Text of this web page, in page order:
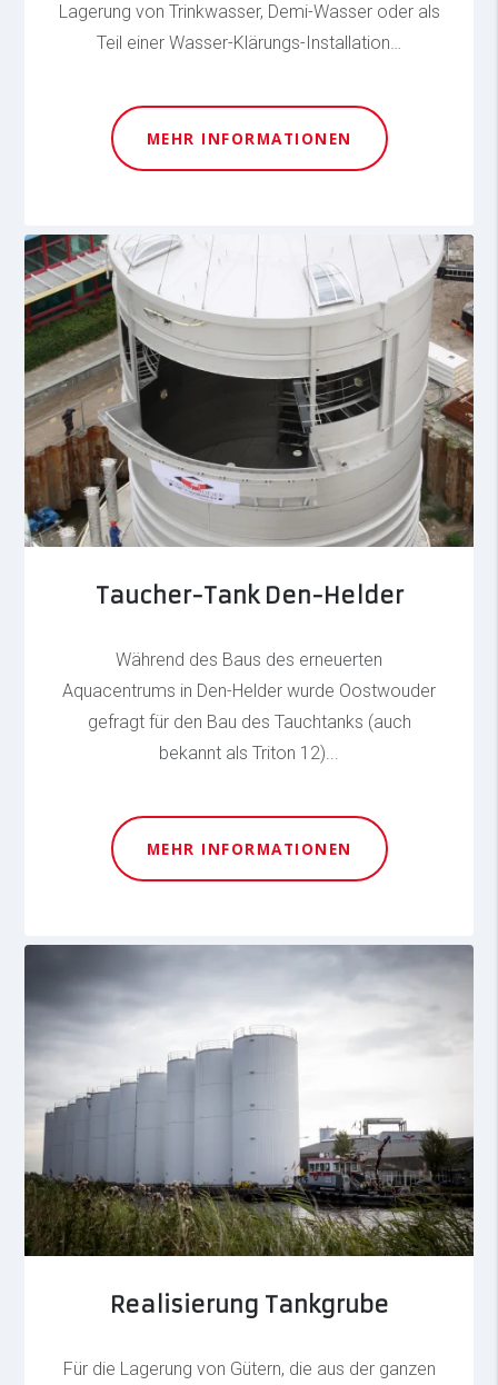
Lagerung von Trinkwasser, Demi-Wasser oder als
Teil einer Wasser-Klärungs-Installation…
MEHR INFORMATIONEN
Taucher-Tank Den-Helder
Während des Baus des erneuerten
Aquacentrums in Den-Helder wurde Oostwouder
gefragt für den Bau des Tauchtanks (auch
bekannt als Triton 12)...
MEHR INFORMATIONEN
Realisierung Tankgrube
Für die Lagerung von Gütern, die aus der ganzen